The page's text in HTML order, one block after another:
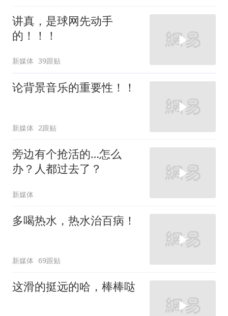
讲真，是球网先动手
的！！！
新媒体 39跟贴
论背景音乐的重要性！！
新媒体 2跟贴
旁边有个抢活的…怎么
办？人都过去了？
新媒体
多喝热水，热水治百病！
新媒体 69跟贴
这滑的挺远的哈，棒棒哒